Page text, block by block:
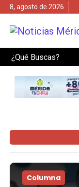
8, agosto de 2026
Search
Columna